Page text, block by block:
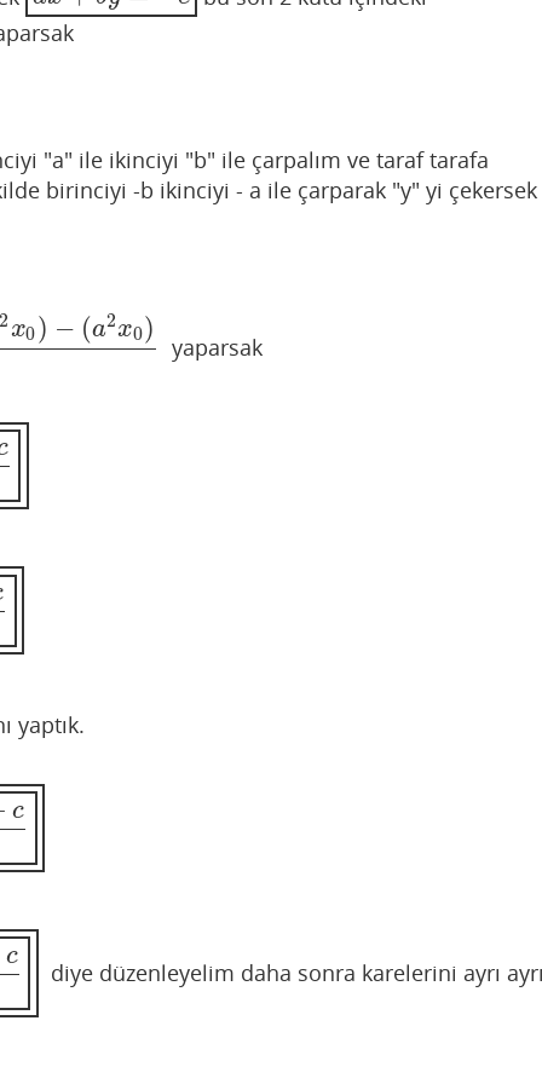
"a" ile ikinciyi "b" ile çarpalım ve taraf tarafa
birinciyi -b ikinciyi - a ile çarparak "y" yi çekersek
2x0 ) − (a2x0)
a2+b2 yaparsak
yaptık.
c
c
diye düzenleyelim daha sonra karelerini ayrı ayrı